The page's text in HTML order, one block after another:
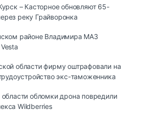
– Касторное обновляют 65-
реку Грайворонка
районе Владимира МАЗ
области фирму оштрафовали на
экс-таможенника
области обломки дрона повредили
Wildberries